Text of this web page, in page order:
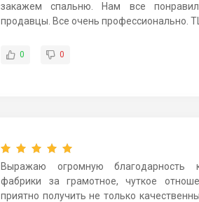
закажем спальню. Нам все
продавцы. Все очень профессионально.
0 0
Выражаю огромную благодарность
фабрики за грамотное, чуткое
приятно получить не только